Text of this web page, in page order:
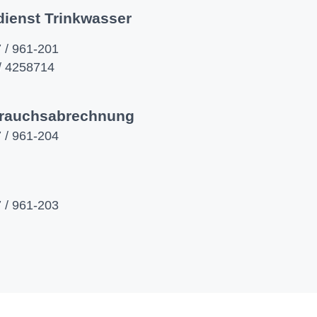
Trinkwasser
/ 961-201
4258714
/ 961-204
/ 961-203